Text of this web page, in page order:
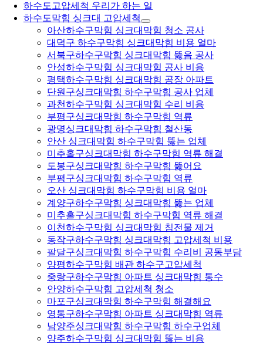
하수도고압세척 우리가 하는 일
하수도막힘 싱크대 고압세척
아산하수구막힘 싱크대막힘 청소 공사
대덕구 하수구막힘 싱크대막힘 비용 얼마
서북구하수구막힘 싱크대막힘 뚫음 공사
안성하수구막힘 싱크대막힘 공사 비용
평택하수구막힘 싱크대막힘 공장 아파트
단원구싱크대막힘 하수구막힘 공사 업체
과천하수구막힘 싱크대막힘 수리 비용
부평구싱크대막힘 하수구막힘 역류
광명싱크대막힘 하수구막힘 철산동
안산 싱크대막힘 하수구막힘 뚫는 업체
미추홀구싱크대막힘 하수구막힘 역류 해결
도봉구싱크대막힘 하수구막힘 뚫어요
부평구싱크대막힘 하수구막힘 역류
오산 싱크대막힘 하수구막힘 비용 얼마
계양구하수구막힘 싱크대막힘 뚫는 업체
미추홀구싱크대막힘 하수구막힘 역류 해결
이천하수구막힘 싱크대막힘 침전물 제거
동작구하수구막힘 싱크대막힘 고압세척 비용
팔달구싱크대막힘 하수구막힘 수리비 공동부담
양평하수구막힘 배관 하수구고압세척
중랑구하수구막힘 아파트 싱크대막힘 통수
안양하수구막힘 고압세척 청소
마포구싱크대막힘 하수구막힘 해결해요
영통구하수구막힘 아파트 싱크대막힘 역류
남양주싱크대막힘 하수구막힘 하수구업체
양주하수구막힘 싱크대막힘 뚫는 비용